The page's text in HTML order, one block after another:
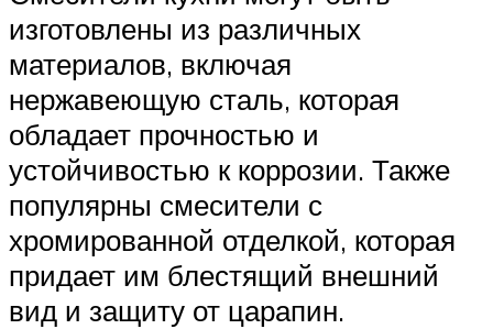
изготовлены из различных
материалов, включая
нержавеющую сталь, которая
обладает прочностью и
устойчивостью к коррозии. Также
популярны смесители с
хромированной отделкой, которая
придает им блестящий внешний
вид и защиту от царапин.